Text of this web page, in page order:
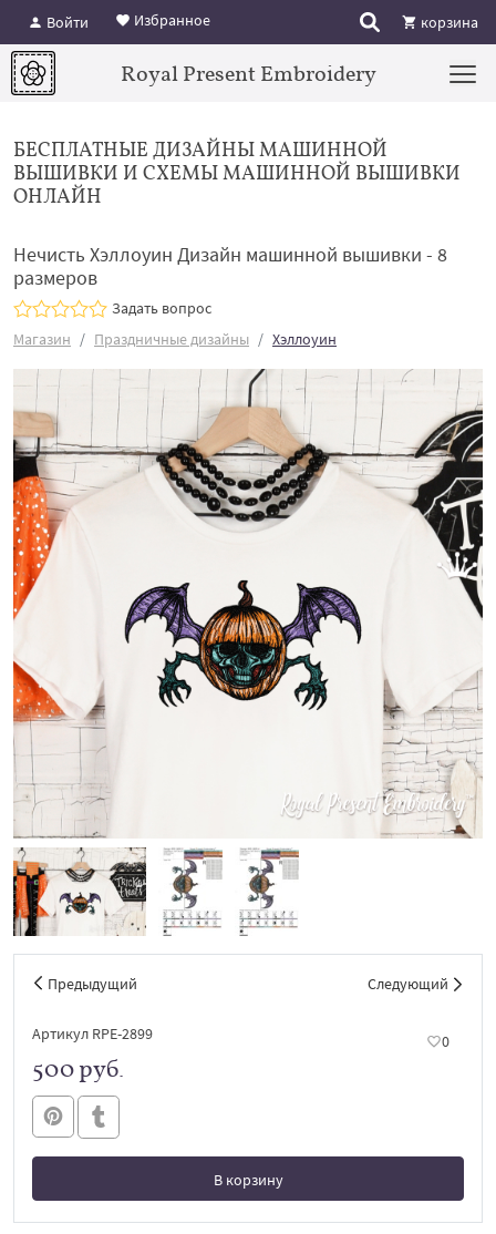
Войти Избранное корзина
Royal Present Embroidery
БЕСПЛАТНЫЕ ДИЗАЙНЫ МАШИННОЙ
ВЫШИВКИ И СХЕМЫ МАШИННОЙ ВЫШИВКИ
ОНЛАЙН
Нечисть Хэллоуин Дизайн машинной вышивки - 8
размеров
Задать вопрос
Магазин
Праздничные дизайны Хэллоуин
Предыдущий Следующий
Артикул RPE-2899 0
500 руб.
В корзину
В корзине